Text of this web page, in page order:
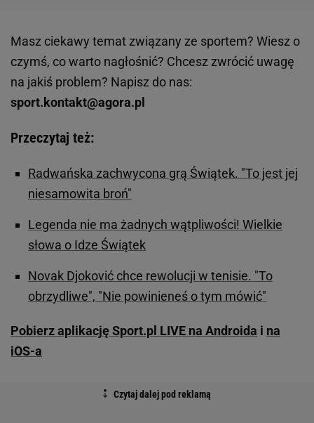
Masz ciekawy temat związany ze sportem? Wiesz o
czymś, co warto nagłośnić? Chcesz zwrócić uwagę
na jakiś problem? Napisz do nas:
sport.kontakt@agora.pl
Przeczytaj też:
Radwańska zachwycona grą Świątek. "To jest jej
niesamowita broń"
Legenda nie ma żadnych wątpliwości! Wielkie
słowa o Idze Świątek
Novak Djoković chce rewolucji w tenisie. "To
obrzydliwe", "Nie powinieneś o tym mówić"
Pobierz aplikację Sport.pl LIVE na Androida i na
iOS-a